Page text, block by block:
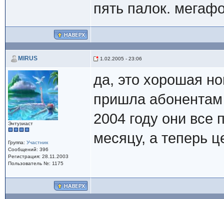
пять палок.
MIRUS 1.02.2005 - 23:06
Энтузиаст
Группа: Участник
Сообщений: 396
Регистрация: 28.11.2003
Пользователь №: 1175
да, это хорошая
пришла
2004 году они все
месяцу, а теперь